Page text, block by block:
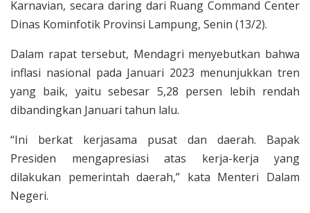
Karnavian, secara daring dari Ruang Command Center
Dinas Kominfotik Provinsi Lampung, Senin (13/2).
Dalam rapat tersebut, Mendagri menyebutkan bahwa
inflasi nasional pada Januari 2023 menunjukkan tren
yang baik, yaitu sebesar 5,28 persen lebih rendah
dibandingkan Januari tahun lalu.
“Ini berkat kerjasama pusat dan daerah. Bapak
Presiden mengapresiasi atas kerja-kerja yang
dilakukan pemerintah daerah,” kata Menteri Dalam
Negeri.